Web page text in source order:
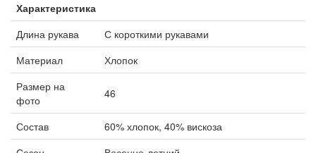
Характеристика
Длина рукава
С короткими рукавами
Материал
Хлопок
Размер на
фото
46
Состав
60% хлопок, 40% вискоза